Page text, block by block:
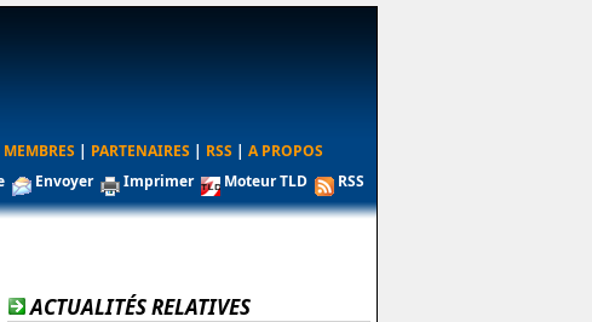
MEMBRES | PARTENAIRES | RSS | A PROPOS
Envoyer Imprimer Moteur TLD RSS
ACTUALITÉS RELATIVES